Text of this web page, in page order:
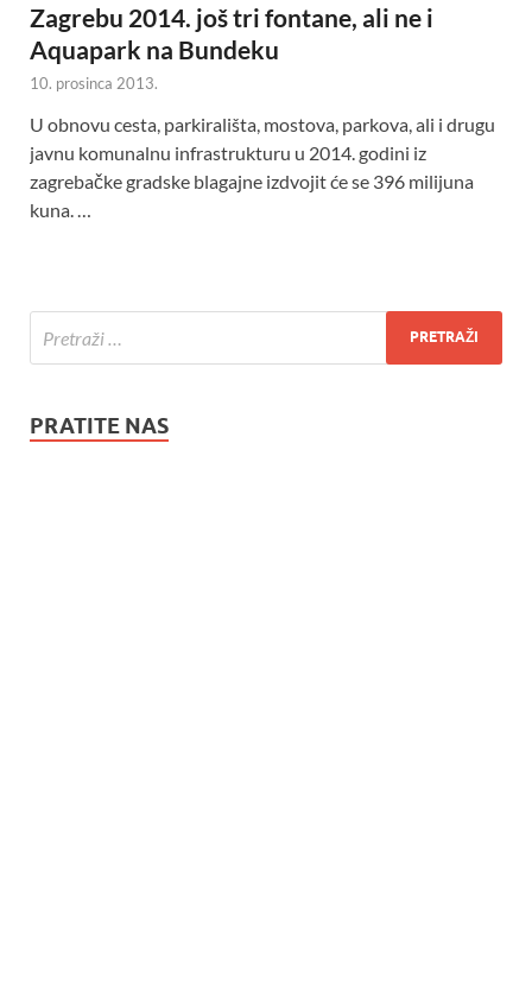
Zagrebu 2014. još tri fontane, ali ne i
Aquapark na Bundeku
10. prosinca 2013.
U obnovu cesta, parkirališta, mostova, parkova, ali i drugu
javnu komunalnu infrastrukturu u 2014. godini iz
zagrebačke gradske blagajne izdvojit će se 396 milijuna
kuna. …
PRATITE NAS